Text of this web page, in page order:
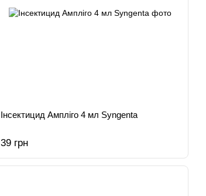
Інсектицид Ампліго 4 мл Syngenta
39 грн